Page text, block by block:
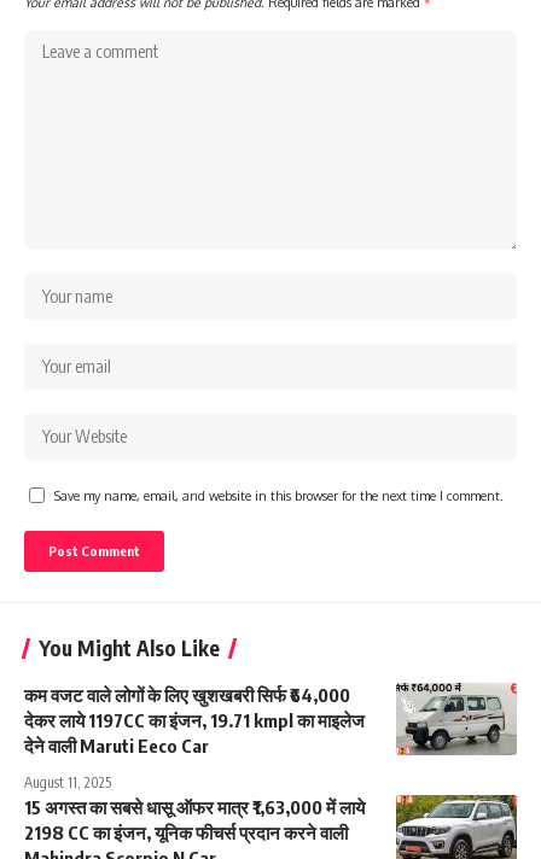
Save my name, email, and website in this browser for the next time I comment.
You Might Also Like
कम वजट वाले लोगों के लिए खुशखबरी सिर्फ ₹64,000
देकर लाये 1197CC का इंजन, 19.71 kmpl का माइलेज
देने वाली Maruti Eeco Car
August 11, 2025
15 अगस्त का सबसे धासू ऑफर मात्र ₹1,63,000 में लाये
2198 CC का इंजन, यूनिक फीचर्स प्रदान करने वाली